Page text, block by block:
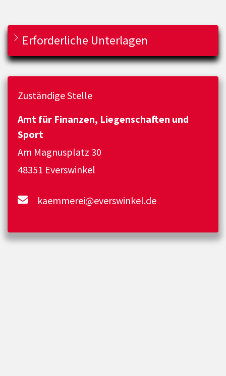
Erforderliche Unterlagen
Zuständige Stelle
Amt für Finanzen, Liegenschaften und
Sport
Am Magnusplatz 30
48351 Everswinkel
kaemmerei@everswinkel.de